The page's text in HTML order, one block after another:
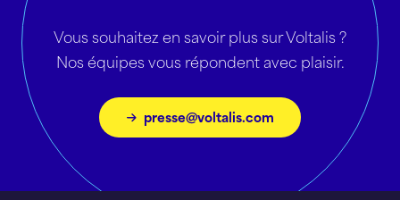
Vous souhaitez en savoir plus sur Voltalis ?
Nos équipes vous répondent avec plaisir.
presse@voltalis.com